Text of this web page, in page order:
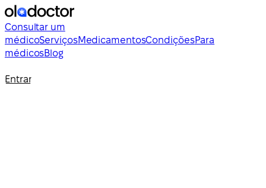
Consultar um
médicoServiçosMedicamentosCondiçõesPara
médicosBlog
Entrar